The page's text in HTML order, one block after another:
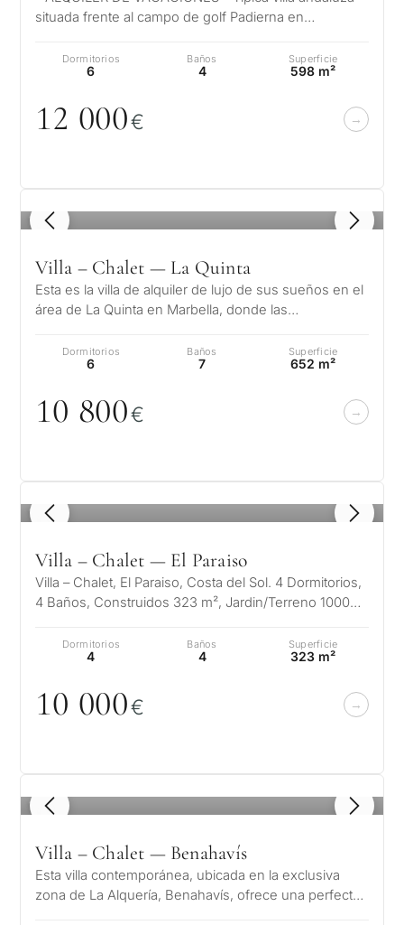
situada frente al campo de golf Padierna en
Dormitorios
6
Baños
4
Superficie
598 m²
12 000€
1 / 8
Villa – Chalet — La Quinta
Esta es la villa de alquiler de lujo de sus sueños en el
área de La Quinta en Marbella, donde las
Dormitorios
6
Baños
7
Superficie
652 m²
10 800€
1 / 8
Villa – Chalet — El Paraiso
Villa – Chalet, El Paraiso, Costa del Sol. 4 Dormitorios,
4 Baños, Construidos 323 m², Jardin/Terreno 1000
Dormitorios
4
Baños
4
Superficie
323 m²
10 000€
1 / 8
Villa – Chalet — Benahavís
Esta villa contemporánea, ubicada en la exclusiva
zona de La Alquería, Benahavís, ofrece una perfecta